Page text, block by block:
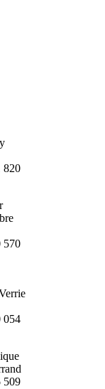
820
570
054
509